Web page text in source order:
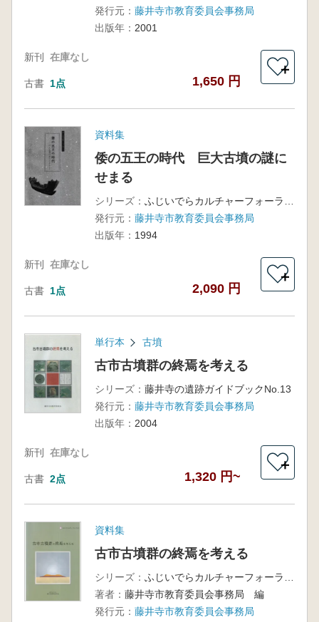
発行元： 藤井寺市教育委員会事務局
出版年： 2001
新刊 在庫なし
古書 1点 1,650 円
＋
資料集
倭の五王の時代 巨大古墳の謎に
せまる
シリーズ：
発行元： 藤井寺市教育委員会事務局
出版年： 1994
新刊 在庫なし
古書 1点 2,090 円
＋
単行本 古墳
古市古墳群の終焉を考える
シリーズ： 藤井寺の遺跡ガイドブックNo.13
発行元： 藤井寺市教育委員会事務局
出版年： 2004
新刊 在庫なし
古書 2点 1,320 円~
＋
資料集
古市古墳群の終焉を考える
シリーズ：
著者： 藤井寺市教育委員会事務局 編
発行元： 藤井寺市教育委員会事務局